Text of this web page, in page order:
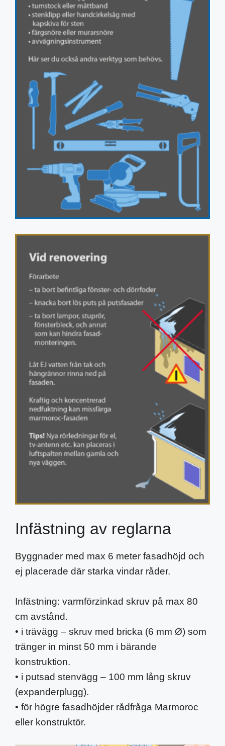
Infästning av reglarna
Byggnader med max 6 meter fasadhöjd och
ej placerade där starka vindar råder.
Infästning: varmförzinkad skruv på max 80
cm avstånd.
• i trävägg – skruv med bricka (6 mm Ø) som
tränger in minst 50 mm i bärande
konstruktion.
• i putsad stenvägg – 100 mm lång skruv
(expanderplugg).
• för högre fasadhöjder rådfråga Marmoroc
eller konstruktör.